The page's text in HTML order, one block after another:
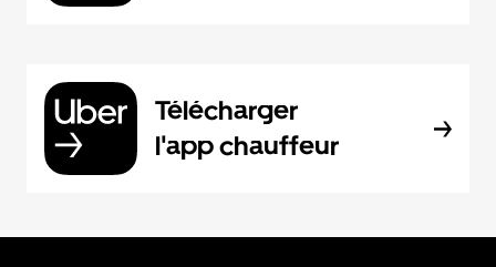
Télécharger
l'app chauffeur